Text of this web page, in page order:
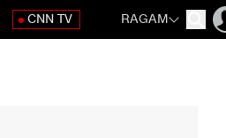
CNN TV RAGAM